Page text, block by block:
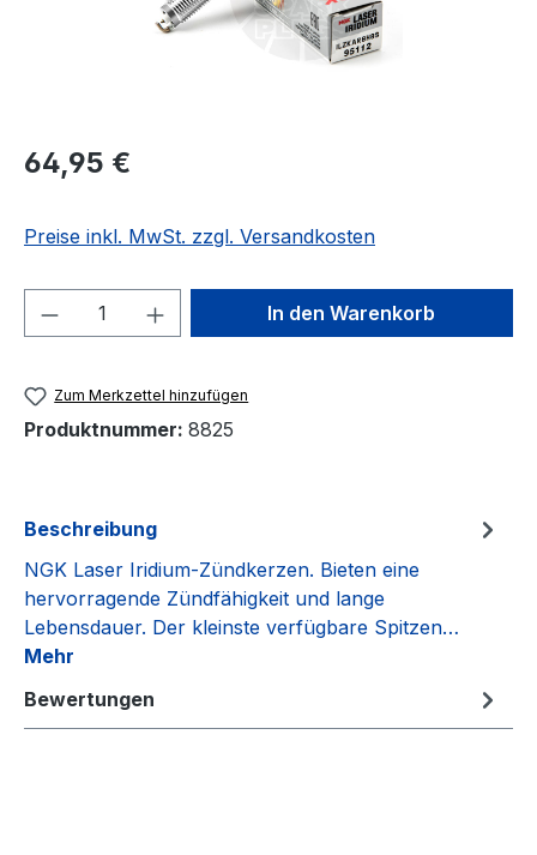
Regulärer Preis:
64,95 €
Preise inkl. MwSt. zzgl. Versandkosten
Produkt Anzahl: Gib denIn den Warenkorb
Zum Merkzettel hinzufügen
Produktnummer: 8825
Beschreibung
NGK Laser Iridium-Zündkerzen. Bieten eine
hervorragende Zündfähigkeit und lange
Lebensdauer. Der kleinste verfügbare Spitzen…
Mehr
Bewertungen